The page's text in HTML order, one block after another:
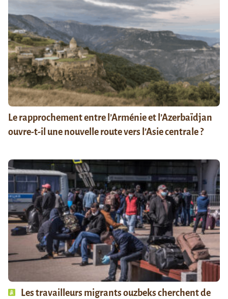
Le rapprochement entre l’Arménie et l’Azerbaïdjan
ouvre-t-il une nouvelle route vers l’Asie centrale ?
Les travailleurs migrants ouzbeks cherchent de